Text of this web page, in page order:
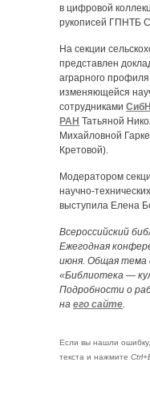
в цифровой
рукописей ГПНТБ
На секции
представлен
аграрного
изменяющейся
сотрудниками
РАН Татьяной
Михайловной
Кретовой).
Модератором
научно-
выступила Елена
Всероссийский
Ежегодная
июня. Общая тема
«Библиотека —
Подробности о
на его сайте.
Если вы нашли
текста и нажмите